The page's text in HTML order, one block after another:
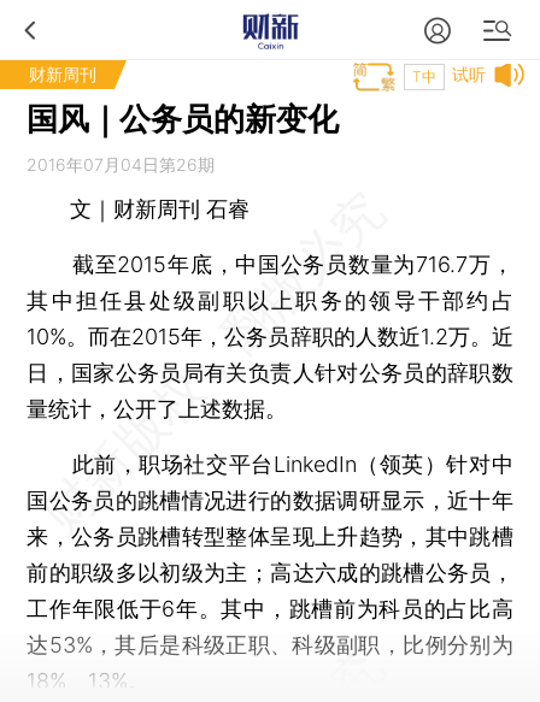
财新周刊 试听
T中
国风｜公务员的新变化
2016年07月04日第26期
文｜财新周刊 石睿
截至2015年底，中国公务员数量为716.7万，
其中担任县处级副职以上职务的领导干部约占
10%。而在2015年，公务员辞职的人数近1.2万。近
日，国家公务员局有关负责人针对公务员的辞职数
量统计，公开了上述数据。
此前，职场社交平台LinkedIn（领英）针对中
国公务员的跳槽情况进行的数据调研显示，近十年
来，公务员跳槽转型整体呈现上升趋势，其中跳槽
前的职级多以初级为主；高达六成的跳槽公务员，
工作年限低于6年。其中，跳槽前为科员的占比高
达53%，其后是科级正职、科级副职，比例分别为
18%、13%。